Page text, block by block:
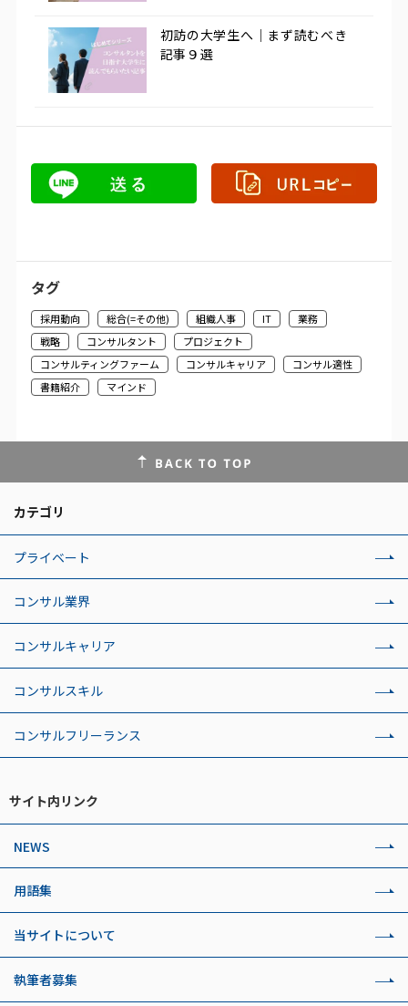
初訪の大学生へ｜まず読むべき
記事９選
タグ
採用動向 総合(=その他) 組織人事 IT
業務
戦略
コンサルタント
プロジェクト
コンサルティングファーム
コンサルキャリア
コンサル適性
書籍紹介
マインド
カテゴリ
プライベート
コンサル業界
コンサルキャリア
コンサルスキル
コンサルフリーランス
サイト内リンク
NEWS
用語集
当サイトについて
執筆者募集